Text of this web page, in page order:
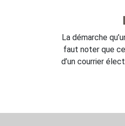
La démarche
faut noter que
d’un courrier